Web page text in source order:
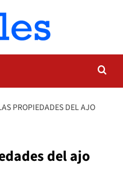
PROPIEDADES DEL AJO
del ajo